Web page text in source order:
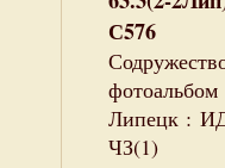
С576
Липецк :
ЧЗ(1)